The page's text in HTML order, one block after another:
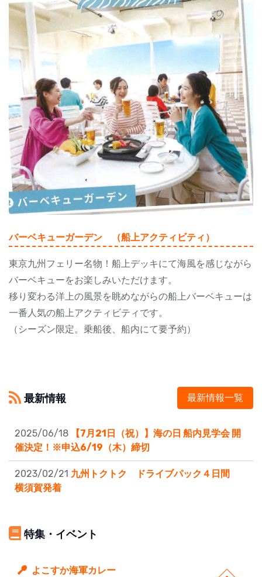
バーベキューガーデン （船上アクティビティ）
東京九州フェリー名物！船上デッキにて海風を感じながら
バーベキューをお楽しみいただけます。
移り変わる洋上の風景を眺めながらの船上バーベキューは
一番人気の船上アクティビティです。
（シーズン限定。乗船後、船内にて要予約）
最新情報 最新情報一覧
2025/06/18
【7月21日（祝）】海の日 船内見学会 開
催決定！※申込6/19（木）締切
2023/02/21 九州トクトク ドライブパック４日間
横須賀発着
特集・イベント
よこすか海軍カレー